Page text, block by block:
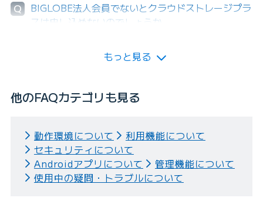
Q
BIGLOBE法人会員でないとクラウドストレージプラ
スは申し込めないのでしょうか。
もっと見る
他のFAQカテゴリも見る
動作環境について
利用機能について
セキュリティについて
Androidアプリについて
管理機能について
使用中の疑問・トラブルについて